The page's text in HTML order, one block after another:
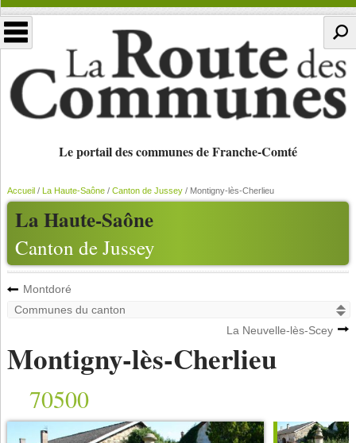
Le portail des communes de Franche-Comté
La Haute-Saône
Canton de Jussey
Accueil/ La Haute-Saône/ Canton de Jussey/ Montigny-lès-Cherlieu
Montdoré
La Neuvelle-lès-Scey
Montigny-lès-Cherlieu
70500